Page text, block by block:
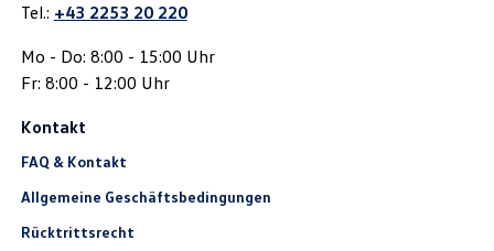
Tel.: +43 2253 20 220
Mo - Do: 8:00 - 15:00 Uhr
Fr: 8:00 - 12:00 Uhr
Kontakt
FAQ & Kontakt
Allgemeine Geschäftsbedingungen
Rücktrittsrecht